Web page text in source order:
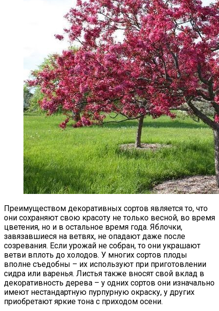
Преимуществом декоративных сортов является то, что
они сохраняют свою красоту не только весной, во время
цветения, но и в остальное время года. Яблочки,
завязавшиеся на ветвях, не опадают даже после
созревания. Если урожай не собран, то они украшают
ветви вплоть до холодов. У многих сортов плоды
вполне съедобны – их используют при приготовлении
сидра или варенья. Листья также вносят свой вклад в
декоративность дерева – у одних сортов они изначально
имеют нестандартную пурпурную окраску, у других
приобретают яркие тона с приходом осени.